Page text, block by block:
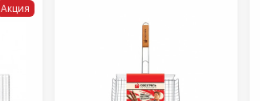
Акция